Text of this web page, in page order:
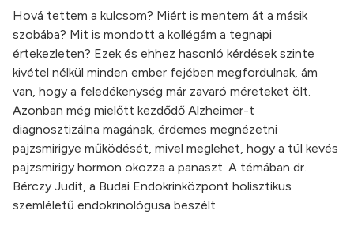
Hová tettem a kulcsom? Miért is mentem át a másik
szobába? Mit is mondott a kollégám a tegnapi
értekezleten? Ezek és ehhez hasonló kérdések szinte
kivétel nélkül minden ember fejében megfordulnak, ám
van, hogy a feledékenység már zavaró méreteket ölt.
Azonban még mielőtt kezdődő Alzheimer-t
diagnosztizálna magának, érdemes megnézetni
pajzsmirigye működését, mivel meglehet, hogy a túl kevés
pajzsmirigy hormon okozza a panaszt. A témában dr.
Bérczy Judit, a Budai Endokrinközpont holisztikus
szemléletű endokrinológusa beszélt.